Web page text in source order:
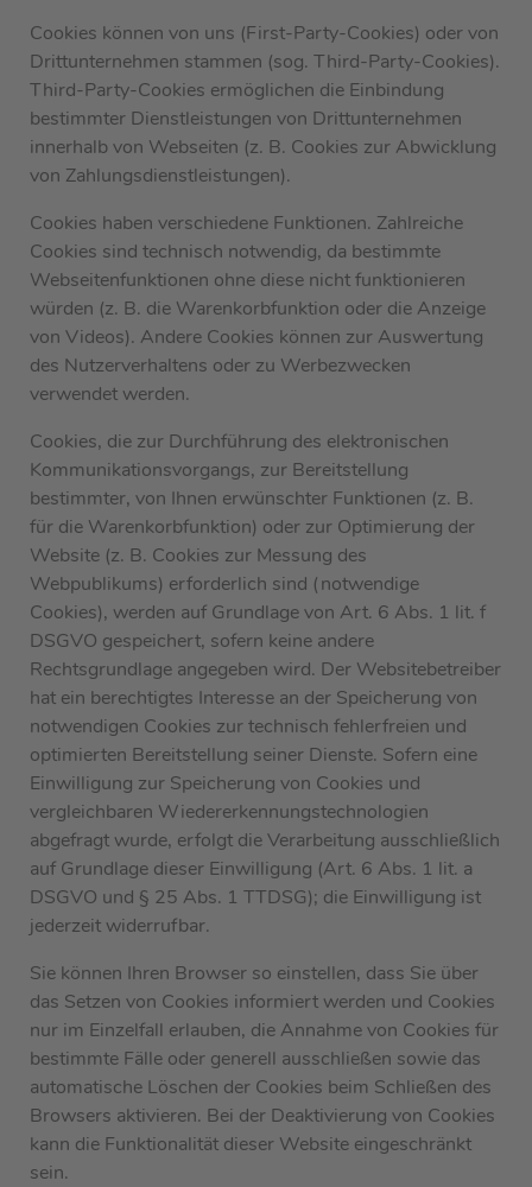
Cookies können von uns (First-Party-Cookies) oder von
Drittunternehmen stammen (sog. Third-Party-Cookies).
Third-Party-Cookies ermöglichen die Einbindung
bestimmter Dienstleistungen von Drittunternehmen
innerhalb von Webseiten (z. B. Cookies zur Abwicklung
von Zahlungsdienstleistungen).
Cookies haben verschiedene Funktionen. Zahlreiche
Cookies sind technisch notwendig, da bestimmte
Webseitenfunktionen ohne diese nicht funktionieren
würden (z. B. die Warenkorbfunktion oder die Anzeige
von Videos). Andere Cookies können zur Auswertung
des Nutzerverhaltens oder zu Werbezwecken
verwendet werden.
Cookies, die zur Durchführung des elektronischen
Kommunikationsvorgangs, zur Bereitstellung
bestimmter, von Ihnen erwünschter Funktionen (z. B.
für die Warenkorbfunktion) oder zur Optimierung der
Website (z. B. Cookies zur Messung des
Webpublikums) erforderlich sind (notwendige
Cookies), werden auf Grundlage von Art. 6 Abs. 1 lit. f
DSGVO gespeichert, sofern keine andere
Rechtsgrundlage angegeben wird. Der Websitebetreiber
hat ein berechtigtes Interesse an der Speicherung von
notwendigen Cookies zur technisch fehlerfreien und
optimierten Bereitstellung seiner Dienste. Sofern eine
Einwilligung zur Speicherung von Cookies und
vergleichbaren Wiedererkennungstechnologien
abgefragt wurde, erfolgt die Verarbeitung ausschließlich
auf Grundlage dieser Einwilligung (Art. 6 Abs. 1 lit. a
DSGVO und § 25 Abs. 1 TTDSG); die Einwilligung ist
jederzeit widerrufbar.
Sie können Ihren Browser so einstellen, dass Sie über
das Setzen von Cookies informiert werden und Cookies
nur im Einzelfall erlauben, die Annahme von Cookies für
bestimmte Fälle oder generell ausschließen sowie das
automatische Löschen der Cookies beim Schließen des
Browsers aktivieren. Bei der Deaktivierung von Cookies
kann die Funktionalität dieser Website eingeschränkt
sein.